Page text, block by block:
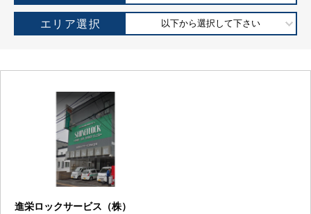
エリア選択 以下から選択して下さい
進栄ロックサービス（株）